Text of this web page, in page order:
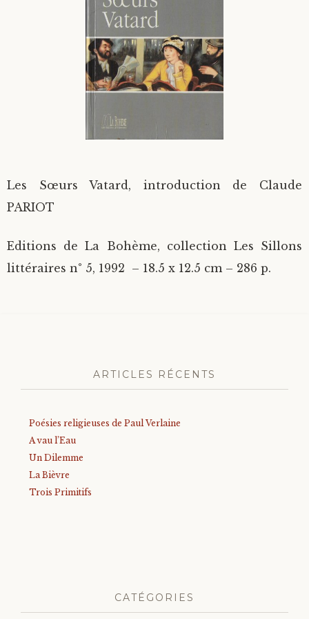
Langues étrangères
Les Sœurs Vatard, introduction de Claude
PARIOT
Editions de La Bohème, collection Les Sillons
littéraires n° 5, 1992 – 18.5 x 12.5 cm – 286 p.
ARTICLES RÉCENTS
Poésies religieuses de Paul Verlaine
A vau l’Eau
Un Dilemme
La Bièvre
Trois Primitifs
CATÉGORIES